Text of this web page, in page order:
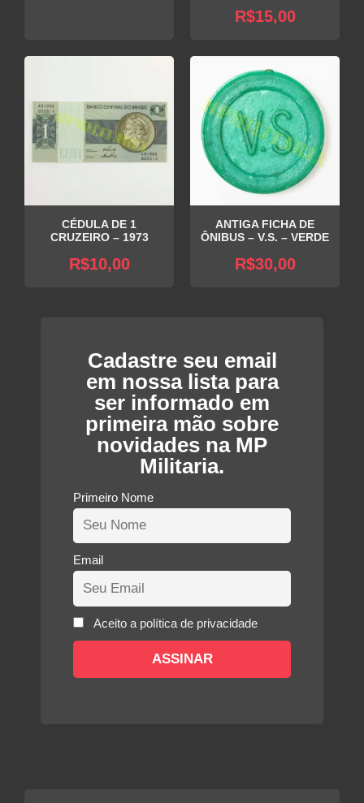
R$15,00
CÉDULA DE 1
CRUZEIRO – 1973
R$10,00
ANTIGA FICHA DE
ÔNIBUS – V.S. – VERDE
R$30,00
Cadastre seu email
em nossa lista para
ser informado em
primeira mão sobre
novidades na MP
Militaria.
Primeiro Nome
Email
Aceito a política de privacidade